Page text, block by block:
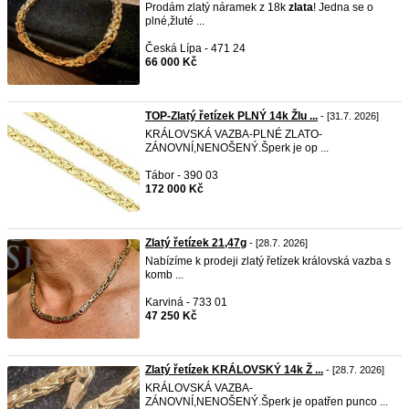
Prodám zlatý náramek z 18k zlata! Jedna se o
plné,žluté ...
Česká Lípa - 471 24
66 000 Kč
TOP-Zlatý řetízek PLNÝ 14k Žlu ... - [31.7. 2026]
KRÁLOVSKÁ VAZBA-PLNÉ ZLATO-
ZÁNOVNÍ,NENOŠENÝ.Šperk je op ...
Tábor - 390 03
172 000 Kč
Zlatý řetízek 21,47g - [28.7. 2026]
Nabízíme k prodeji zlatý řetízek královská vazba s
komb ...
Karviná - 733 01
47 250 Kč
Zlatý řetízek KRÁLOVSKÝ 14k Ž ... - [28.7. 2026]
KRÁLOVSKÁ VAZBA-
ZÁNOVNÍ,NENOŠENÝ.Šperk je opatřen punco ...